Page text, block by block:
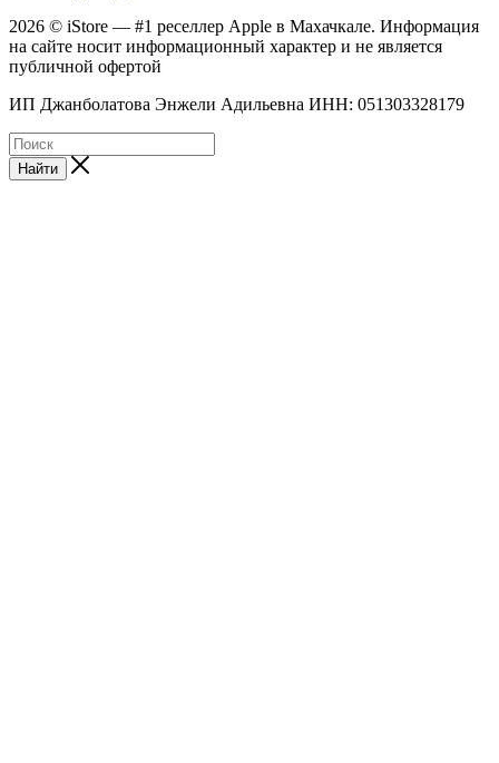
2026 © iStore — #1 реселлер Apple в Махачкале. Информация
на сайте носит информационный характер и не является
публичной офертой
ИП Джанболатова Энжели Адильевна ИНН: 051303328179
Найти